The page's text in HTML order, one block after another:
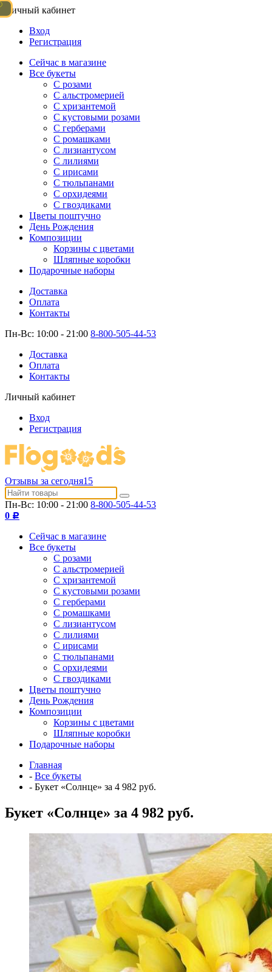
Личный кабинет
Вход
Регистрация
Сейчас в магазине
Все букеты
C розами
С альстромерией
С хризантемой
С кустовыми розами
С герберами
С ромашками
С лизиантусом
С лилиями
С ирисами
С тюльпанами
С орхидеями
С гвоздиками
Цветы поштучно
День Рождения
Композиции
Корзины с цветами
Шляпные коробки
Подарочные наборы
Доставка
Оплата
Контакты
Пн-Вс: 10:00 - 21:00 8-800-505-44-53
Доставка
Оплата
Контакты
Личный кабинет
Вход
Регистрация
Отзывы за сегодня15
Пн-Вс: 10:00 - 21:00 8-800-505-44-53
0 Р
Сейчас в магазине
Все букеты
C розами
С альстромерией
С хризантемой
С кустовыми розами
С герберами
С ромашками
С лизиантусом
С лилиями
С ирисами
С тюльпанами
С орхидеями
С гвоздиками
Цветы поштучно
День Рождения
Композиции
Корзины с цветами
Шляпные коробки
Подарочные наборы
Главная
- Все букеты
- Букет «Солнце» за 4 982 руб.
Букет «Солнце» за 4 982 руб.